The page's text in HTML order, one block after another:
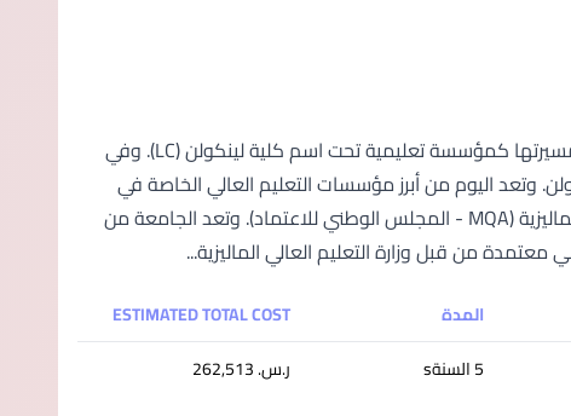
تأسست جامعة لينكولن (LUC) في مدينة بيتالينج جايا عام 2002؛ حيث بدأت مسيرتها كمؤسسة تعليمية تحت اسم كلية لينكولن (LC). وفي
وتعد اليوم من أبرز مؤسسات التعليم العالي الخاصة في
ماليزيا؛ حيث تحظى باعتماد كل من وزارة التعليم العالي ووكالة المؤهلات الماليزية (MQA - المجلس الوطني للاعتماد). وتعد الجامعة من
من قبل وزارة التعليم العالي الماليزية...
المدة
ESTIMATED TOTAL COST
5 السنةs ر.س.‏ 262,513